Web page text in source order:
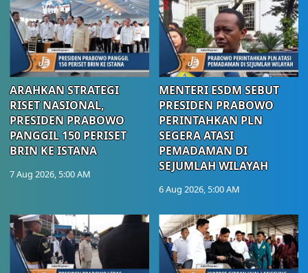
ARAHKAN STRATEGI
RISET NASIONAL,
PRESIDEN PRABOWO
PANGGIL 150 PERISET
BRIN KE ISTANA
7 Aug 2026, 5:00 AM
MENTERI ESDM SEBUT
PRESIDEN PRABOWO
PERINTAHKAN PLN
SEGERA ATASI
PEMADAMAN DI
SEJUMLAH WILAYAH
6 Aug 2026, 5:00 AM